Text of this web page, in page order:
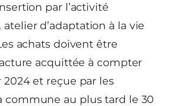
par l’activité
d’adaptation à la vie
achats doivent être
acquittée à compter
2024 et reçue par les
commune au plus tard le 30